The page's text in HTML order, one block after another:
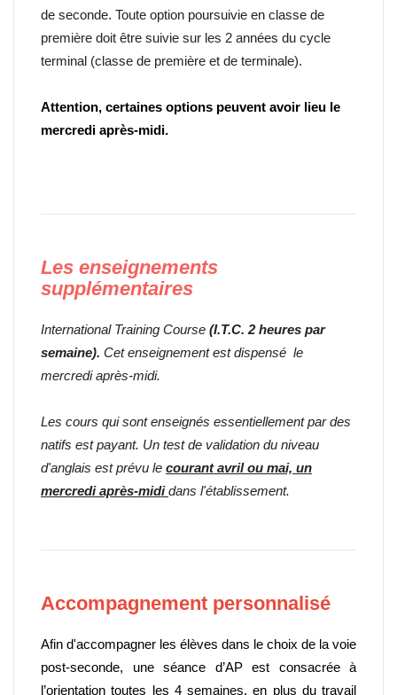
de seconde. Toute option poursuivie en classe de
première doit être suivie sur les 2 années du cycle
terminal (classe de première et de terminale).
Attention, certaines options peuvent avoir lieu le
mercredi après-midi.
Les enseignements
supplémentaires
International Training Course (I.T.C. 2 heures par
semaine). Cet enseignement est dispensé le
mercredi après-midi.
Les cours qui sont enseignés essentiellement par des
natifs est payant. Un test de validation du niveau
d'anglais est prévu le courant avril ou mai, un
mercredi après-mididans l'établissement.
Accompagnement personnalisé
Afin d'accompagner les élèves dans le choix de la voie
post-seconde, une séance d’AP est consacrée à
l’orientation toutes les 4 semaines, en plus du travail